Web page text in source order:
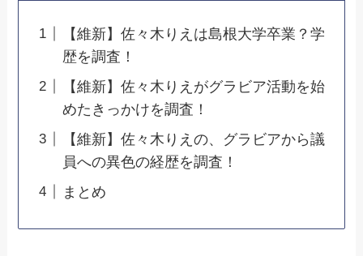
【維新】佐々木りえは島根大学卒業？学
歴を調査！
【維新】佐々木りえがグラビア活動を始
めたきっかけを調査！
【維新】佐々木りえの、グラビアから議
員への異色の経歴を調査！
まとめ